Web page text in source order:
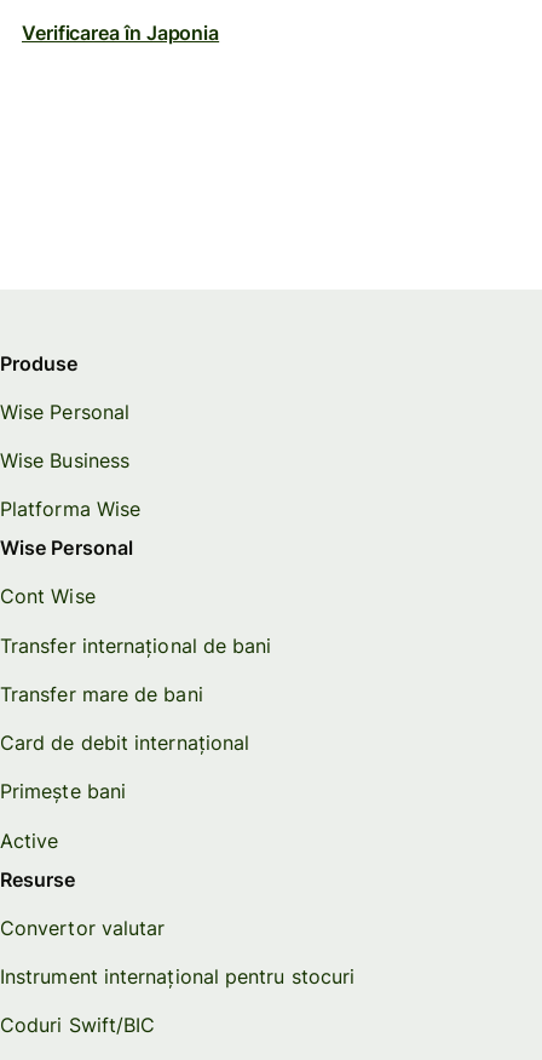
Verificarea în Japonia
Produse
Wise Personal
Wise Business
Platforma Wise
Wise Personal
Cont Wise
Transfer internațional de bani
Transfer mare de bani
Card de debit internațional
Primește bani
Active
Resurse
Convertor valutar
Instrument internațional pentru stocuri
Coduri Swift/BIC